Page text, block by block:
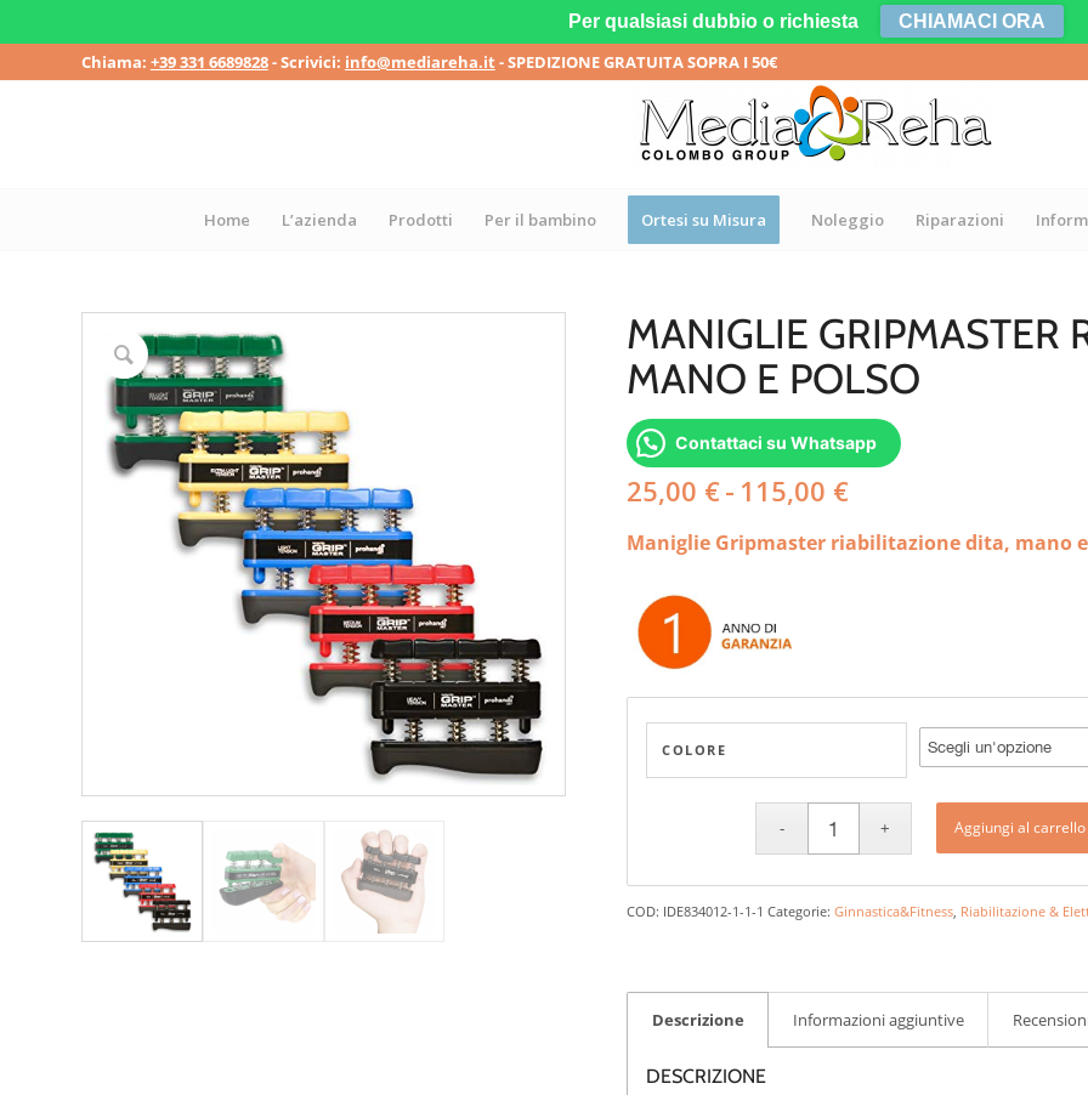
Chiama: +39 331 6689828- Scrivici: info@mediareha.it- SPEDIZIONE GRATUITA SOPRA I 50€
Home L’azienda Prodotti Per il bambino Ortesi su Misura Noleggio Riparazioni
MANIGLIE GRIPMASTER
MANO E POLSO
Contattaci su Whatsapp
25,00 €- 115,00 €Fascia
prezzo:
Maniglie Gripmaster riabilitazione dita, mano
COLORE
Aggiungi al carrello
COD: IDE834012-1-1-1 Categorie:Ginnastica&Fitness, Riabilitazione &
Descrizione Informazioni aggiuntive
DESCRIZIONE
Per qualsiasi dubbio o richiesta CHIAMACI ORA